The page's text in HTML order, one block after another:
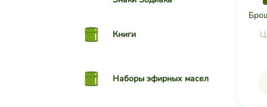
Книги
Наборы эфирных масел